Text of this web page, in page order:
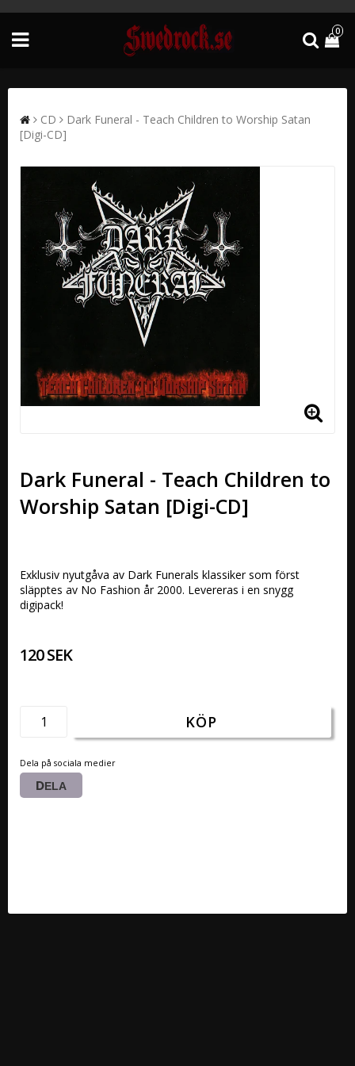
0
CD
Dark Funeral - Teach Children to Worship Satan
[Digi-CD]
Dark Funeral - Teach Children to
Worship Satan [Digi-CD]
Exklusiv nyutgåva av Dark Funerals klassiker som först
släpptes av No Fashion år 2000. Levereras i en snygg
120 SEK
KÖP
Dela på sociala medier
DELA